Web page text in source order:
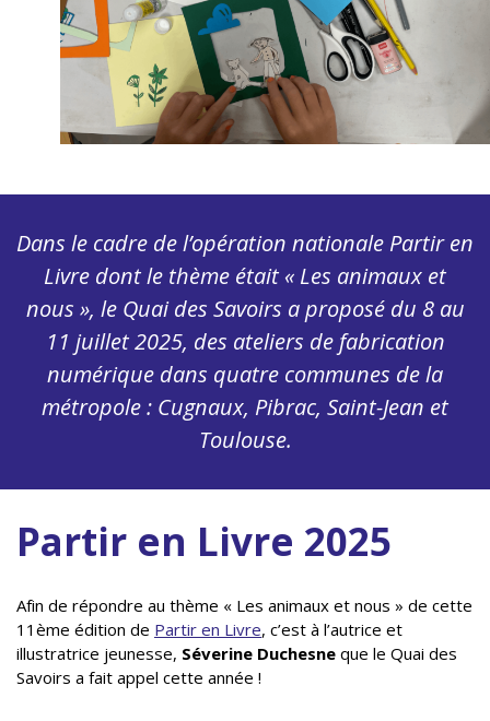
Dans le cadre de l’opération nationale Partir en
Livre dont le thème était « Les animaux et
nous », le Quai des Savoirs a proposé du 8 au
11 juillet 2025, des ateliers de fabrication
numérique dans quatre communes de la
métropole : Cugnaux, Pibrac, Saint-Jean et
Toulouse.
Partir en Livre 2025
Afin de répondre au thème « Les animaux et nous » de cette
11ème édition de Partir en Livre, c’est à l’autrice et
illustratrice jeunesse, Séverine Duchesne que le Quai des
Savoirs a fait appel cette année !